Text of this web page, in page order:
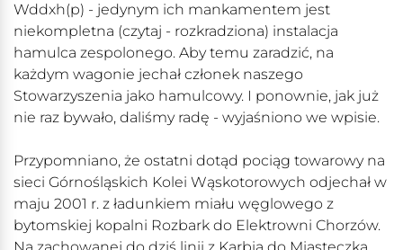
Wddxh(p) - jedynym ich mankamentem jest
niekompletna (czytaj - rozkradziona) instalacja
hamulca zespolonego. Aby temu zaradzić, na
każdym wagonie jechał członek naszego
Stowarzyszenia jako hamulcowy. I ponownie, jak już
nie raz bywało, daliśmy radę - wyjaśniono we wpisie.
Przypomniano, że ostatni dotąd pociąg towarowy na
sieci Górnośląskich Kolei Wąskotorowych odjechał w
maju 2001 r. z ładunkiem miału węglowego z
bytomskiej kopalni Rozbark do Elektrowni Chorzów.